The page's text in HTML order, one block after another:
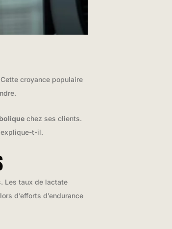
croyance populaire
chez ses clients.
explique-t-il.
Les taux de lactate
d’efforts d’endurance